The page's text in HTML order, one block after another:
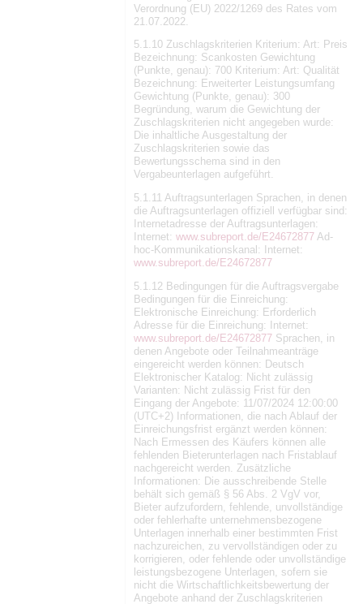
Verordnung (EU) 2022/1269 des Rates vom
21.07.2022.
5.1.10 Zuschlagskriterien Kriterium: Art: Preis
Bezeichnung: Scankosten Gewichtung
(Punkte, genau): 700 Kriterium: Art: Qualität
Bezeichnung: Erweiterter Leistungsumfang
Gewichtung (Punkte, genau): 300
Begründung, warum die Gewichtung der
Zuschlagskriterien nicht angegeben wurde:
Die inhaltliche Ausgestaltung der
Zuschlagskriterien sowie das
Bewertungsschema sind in den
Vergabeunterlagen aufgeführt.
5.1.11 Auftragsunterlagen Sprachen, in denen
die Auftragsunterlagen offiziell verfügbar sind:
Internetadresse der Auftragsunterlagen:
Internet: www.subreport.de/E24672877 Ad-
hoc-Kommunikationskanal: Internet:
www.subreport.de/E24672877
5.1.12 Bedingungen für die Auftragsvergabe
Bedingungen für die Einreichung:
Elektronische Einreichung: Erforderlich
Adresse für die Einreichung: Internet:
www.subreport.de/E24672877 Sprachen, in
denen Angebote oder Teilnahmeanträge
eingereicht werden können: Deutsch
Elektronischer Katalog: Nicht zulässig
Varianten: Nicht zulässig Frist für den
Eingang der Angebote: 11/07/2024 12:00:00
(UTC+2) Informationen, die nach Ablauf der
Einreichungsfrist ergänzt werden können:
Nach Ermessen des Käufers können alle
fehlenden Bieterunterlagen nach Fristablauf
nachgereicht werden. Zusätzliche
Informationen: Die ausschreibende Stelle
behält sich gemäß § 56 Abs. 2 VgV vor,
Bieter aufzufordern, fehlende, unvollständige
oder fehlerhafte unternehmensbezogene
Unterlagen innerhalb einer bestimmten Frist
nachzureichen, zu vervollständigen oder zu
korrigieren, oder fehlende oder unvollständige
leistungsbezogene Unterlagen, sofern sie
nicht die Wirtschaftlichkeitsbewertung der
Angebote anhand der Zuschlagskriterien